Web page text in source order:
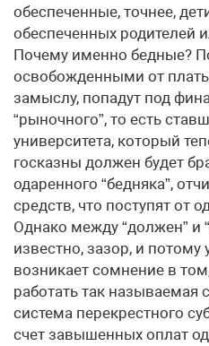
обеспеченные, точнее,
обеспеченных
Почему именно бедные?
освобожденными от
замыслу, попадут под
“рыночного”, то есть
университета, который
госказны должен будет
одаренного “бедняка”,
средств, что поступят от
Однако между “должен” и
известно, зазор, и
возникает сомнение в
работать так называемая
система перекрестного
счет завышенных оплат